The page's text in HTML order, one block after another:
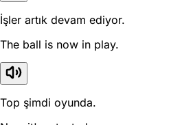
İşler artık devam ediyor.
The ball is now in play.
Top şimdi oyunda.